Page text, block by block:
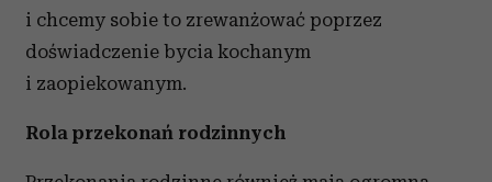
i chcemy sobie to zrewanżować poprzez
doświadczenie bycia kochanym
i zaopiekowanym.
Rola przekonań rodzinnych